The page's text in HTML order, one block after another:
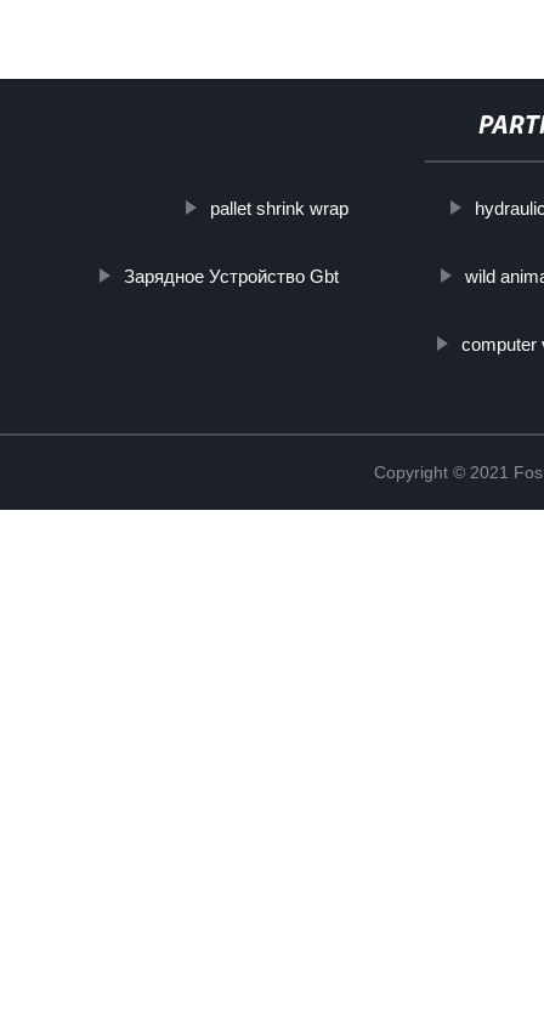
pallet shrink wrap
Зарядное Устройство Gbt wild
computer
Copyright © 2021